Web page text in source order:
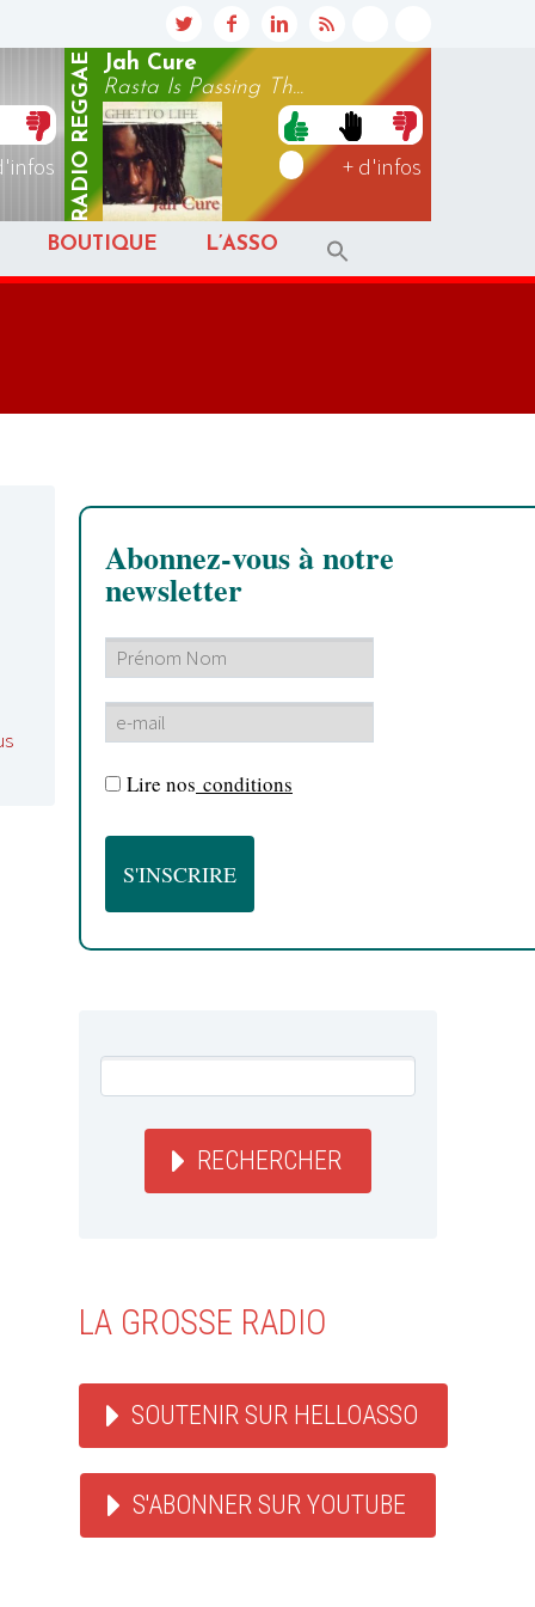
RADIO
REGGAE
Jah Cure
Rasta Is Passing Th...
+ d'infos
BOUTIQUE L’ASSO
Abonnez-vous à notre
newsletter
Lire nos conditions
RECHERCHER
LA GROSSE RADIO
SOUTENIR SUR HELLOASSO
S'ABONNER SUR YOUTUBE